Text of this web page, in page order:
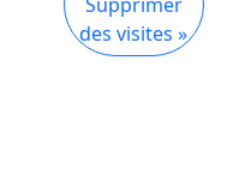
des visites »